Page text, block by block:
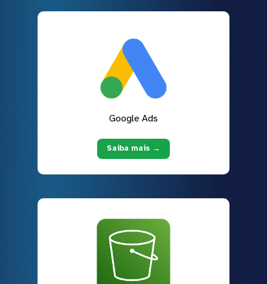
Google Ads
Saiba mais →